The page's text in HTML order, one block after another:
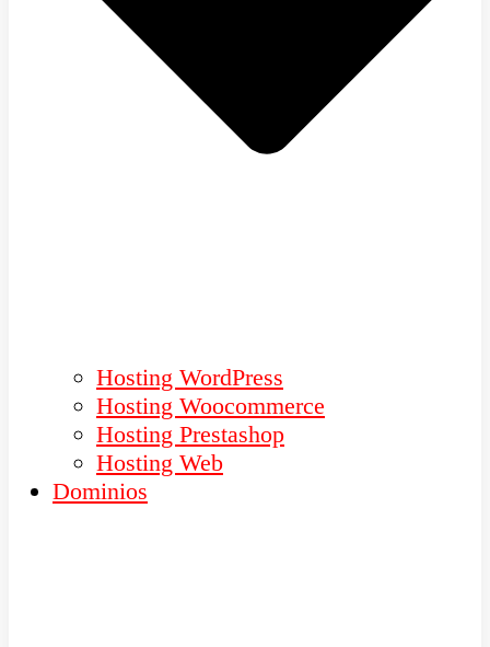
Hosting WordPress
Hosting Woocommerce
Hosting Prestashop
Hosting Web
Dominios